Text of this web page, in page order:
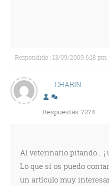
Respondido : 13/09/2009 6:18 pm
CHARIN
Respuestas: 7274
Al veterinario pitando... ¡
Lo que sí os puedo
un artículo muy